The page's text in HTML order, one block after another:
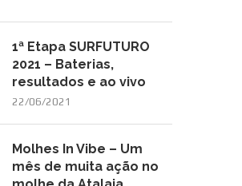
1ª Etapa SURFUTURO
2021 – Baterias,
resultados e ao vivo
22/06/2021
Molhes In Vibe – Um
mês de muita ação no